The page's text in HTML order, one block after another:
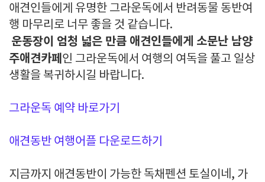
애견인들에게 유명한 그라운독에서 반려동물 동반여
행 마무리로 너무 좋을 것 같습니다.
운동장이 엄청 넓은 만큼 애견인들에게 소문난 남양
주애견카페 인 그라운독에서 여행의 여독을 풀고 일상
생활을 복귀하시길 바랍니다.
그라운독 예약 바로가기
애견동반 여행어플 다운로드하기
지금까지 애견동반이 가능한 독채펜션 토실이네, 가